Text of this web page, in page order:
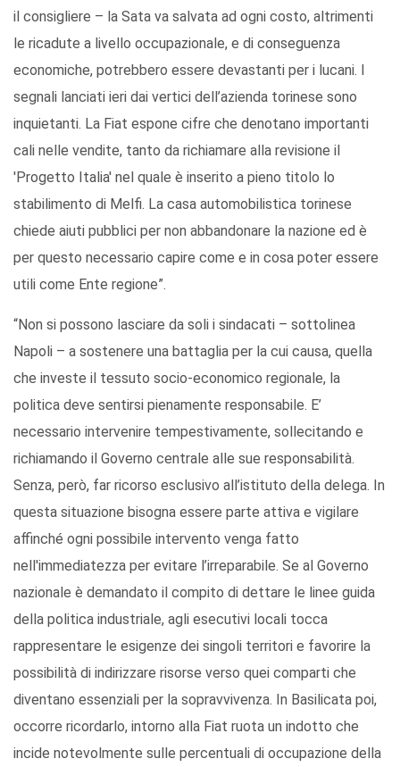
il consigliere – la Sata va salvata ad ogni costo, altrimenti
le ricadute a livello occupazionale, e di conseguenza
economiche, potrebbero essere devastanti per i lucani. I
segnali lanciati ieri dai vertici dell’azienda torinese sono
inquietanti. La Fiat espone cifre che denotano importanti
cali nelle vendite, tanto da richiamare alla revisione il
'Progetto Italia' nel quale è inserito a pieno titolo lo
stabilimento di Melfi. La casa automobilistica torinese
chiede aiuti pubblici per non abbandonare la nazione ed è
per questo necessario capire come e in cosa poter essere
utili come Ente regione”.
“Non si possono lasciare da soli i sindacati – sottolinea
Napoli – a sostenere una battaglia per la cui causa, quella
che investe il tessuto socio-economico regionale, la
politica deve sentirsi pienamente responsabile. E’
necessario intervenire tempestivamente, sollecitando e
richiamando il Governo centrale alle sue responsabilità.
Senza, però, far ricorso esclusivo all’istituto della delega. In
questa situazione bisogna essere parte attiva e vigilare
affinché ogni possibile intervento venga fatto
nell'immediatezza per evitare l’irreparabile. Se al Governo
nazionale è demandato il compito di dettare le linee guida
della politica industriale, agli esecutivi locali tocca
rappresentare le esigenze dei singoli territori e favorire la
possibilità di indirizzare risorse verso quei comparti che
diventano essenziali per la sopravvivenza. In Basilicata poi,
occorre ricordarlo, intorno alla Fiat ruota un indotto che
incide notevolmente sulle percentuali di occupazione della